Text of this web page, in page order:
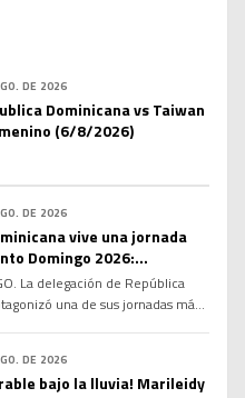
DE 2026
Dominicana vs Taiwan
(6/8/2026)
DE 2026
vive una jornada
Domingo 2026:
y relevos impulsan a la
5 del medallero
La delegación de República
una de sus jornadas más
de oro en atletismo y karate
país escalar hasta la quinta
DE 2026
bajo la lluvia! Marileidy